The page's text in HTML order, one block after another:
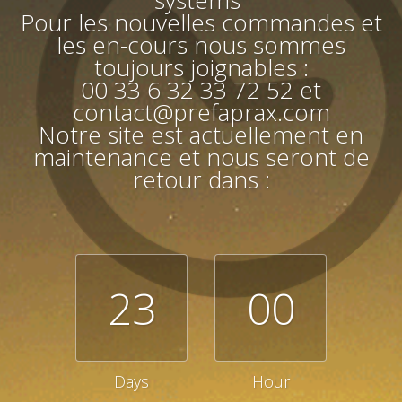
Pour les nouvelles commandes et
les en-cours nous sommes
toujours joignables :
00 33 6 32 33 72 52 et
contact@prefaprax.com
Notre site est actuellement en
maintenance et nous seront de
retour dans :
23
Days
00
Hour